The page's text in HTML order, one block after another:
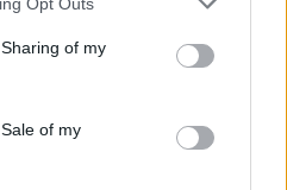
of my
of my
Νατάσας Θεοδωρίδου με τη